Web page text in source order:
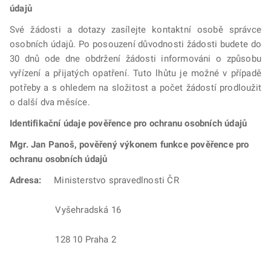
údajů
Své žádosti a dotazy zasílejte kontaktní osobě správce
osobních údajů. Po posouzení důvodnosti žádosti budete do
30 dnů ode dne obdržení žádosti informováni o způsobu
vyřízení a přijatých opatření. Tuto lhůtu je možné v případě
potřeby a s ohledem na složitost a počet žádostí prodloužit
o další dva měsíce.
Identifikační údaje pověřence pro ochranu osobních údajů
Mgr. Jan Panoš, pověřený výkonem funkce pověřence pro
ochranu osobních údajů
Adresa:
Ministerstvo spravedlnosti ČR
Vyšehradská 16
128 10 Praha 2